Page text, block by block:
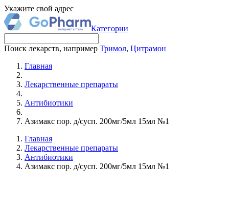
Укажите свой адрес
Категории
Поиск лекарств, например Тримол, Цитрамон
Главная
Лекарственные препараты
Антибиотики
Азимакс пор. д/сусп. 200мг/5мл 15мл №1
Главная
Лекарственные препараты
Антибиотики
Азимакс пор. д/сусп. 200мг/5мл 15мл №1